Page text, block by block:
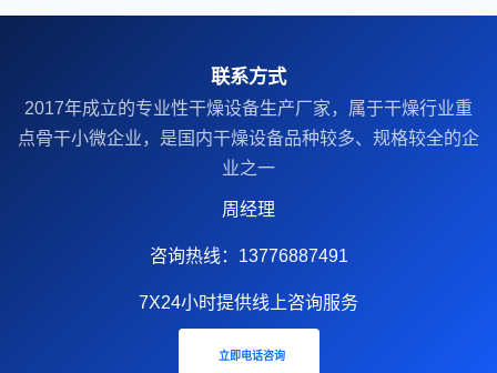
联系方式
2017年成立的‌专业性干燥设备生产厂家‌，属于干燥行业重
点骨干小微企业，是国内干燥设备品种较多、规格较全的企
业之一
周经理
咨询热线：13776887491
7X24小时提供线上咨询服务
立即电话咨询